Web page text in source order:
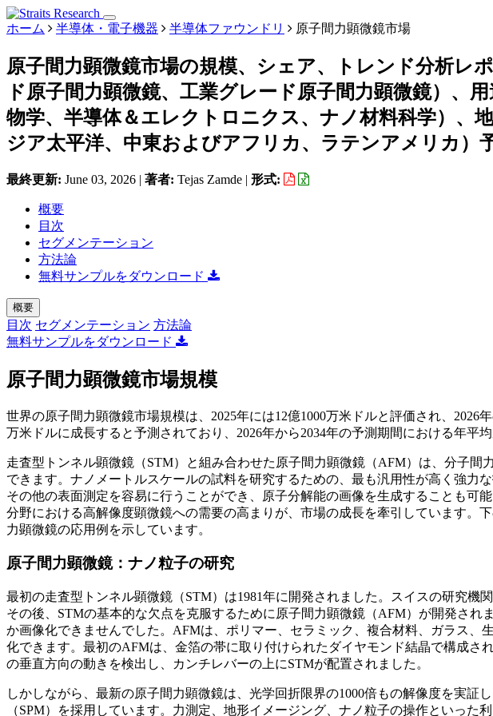
ホーム 半導体・電子機器 半導体ファウンドリ 原子間力顕微鏡市場
原子間力顕微鏡市場の規模、シェア、トレンド分析レ
ド原子間力顕微鏡、工業グレード原子間力顕微鏡）、
物学、半導体＆エレクトロニクス、ナノ材料科学）、
ジア太平洋、中東およびアフリカ、ラテンアメリカ）
最終更新: June 03, 2026 | 著者: Tejas Zamde | 形式:
概要
目次
セグメンテーション
方法論
無料サンプルをダウンロード
概要
目次 セグメンテーション 方法論
無料サンプルをダウンロード
原子間力顕微鏡市場規模
世界の原子間力顕微鏡市場規模は、2025年には12億1000万米ドルと評価され、2026
万米ドルに成長すると予測されており、2026年から2034年の予測期間における年平均
走査型トンネル顕微鏡（STM）と組み合わせた原子間力顕微鏡（AFM）は、分子間
できます。ナノメートルスケールの試料を研究するための、最も汎用性が高く強力
その他の表面測定を容易に行うことができ、原子分解能の画像を生成することも可
分野における高解像度顕微鏡への需要の高まりが、市場の成長を牽引しています。
力顕微鏡の応用例を示しています。
原子間力顕微鏡：ナノ粒子の研究
最初の走査型トンネル顕微鏡（STM）は1981年に開発されました。スイスの研究機
その後、STMの基本的な欠点を克服するために原子間力顕微鏡（AFM）が開発され
か画像化できませんでした。AFMは、ポリマー、セラミック、複合材料、ガラス、
化できます。最初のAFMは、金箔の帯に取り付けられたダイヤモンド結晶で構成さ
の垂直方向の動きを検出し、カンチレバーの上にSTMが配置されました。
しかしながら、最新の原子間力顕微鏡は、光学回折限界の1000倍もの解像度を実証
（SPM）を採用しています。力測定、地形イメージング、ナノ粒子の操作といった